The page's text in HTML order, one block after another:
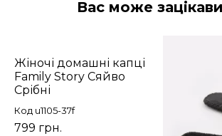
Вас може
Жіночі домашні капці
Family Story Сяйво
Срібні
Код u1105-37f
799 грн.